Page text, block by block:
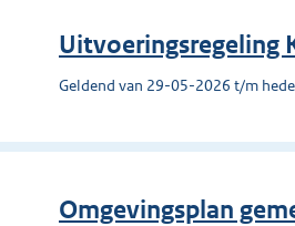
Uitvoeringsregeling
Geldend van 29-05-2026 t/m
Omgevingsplan